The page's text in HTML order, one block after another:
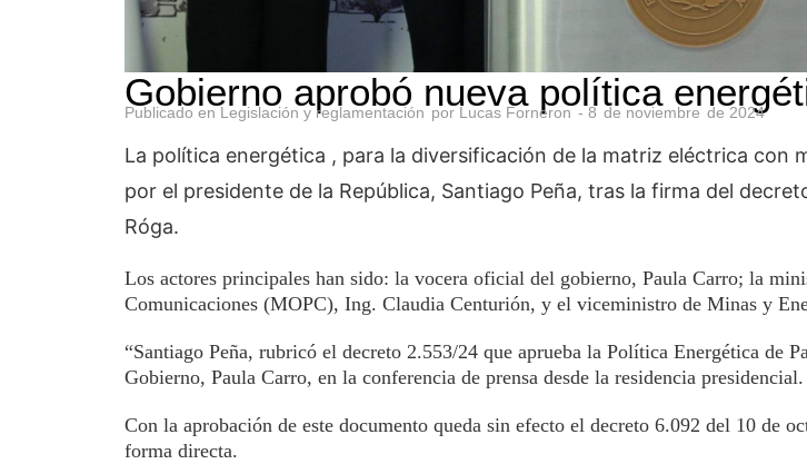
Gobierno aprobó nueva política
Publicado en Legislación y reglamentación por Lucas Forneron - 8 de noviembre de 2024
La política energética , para la diversificación de la matriz eléctrica con
por el presidente de la República, Santiago Peña, tras la firma del
Róga.
Los actores principales han sido: la vocera oficial del gobierno, Paula Carro; la
Comunicaciones (MOPC), Ing. Claudia Centurión, y el viceministro de Minas y
“Santiago Peña, rubricó el decreto 2.553/24 que aprueba la Política Energética de
Gobierno, Paula Carro, en la conferencia de prensa desde la residencia presidencial.
Con la aprobación de este documento queda sin efecto el decreto 6.092 del 10 de
forma directa.